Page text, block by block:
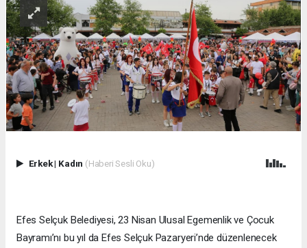
Erkek| Kadın (Haberi Sesli Oku)
Efes Selçuk Belediyesi, 23 Nisan Ulusal Egemenlik ve Çocuk
Bayramı’nı bu yıl da Efes Selçuk Pazaryeri’nde düzenlenecek